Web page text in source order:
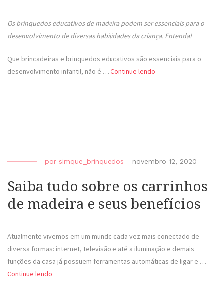
Os brinquedos educativos de madeira podem ser essenciais para o
desenvolvimento de diversas habilidades da criança. Entenda!
Que brincadeiras e brinquedos educativos são essenciais para o
desenvolvimento infantil, não é … Continue lendo
por simque_brinquedos - novembro 12, 2020
Saiba tudo sobre os carrinhos
de madeira e seus benefícios
Atualmente vivemos em um mundo cada vez mais conectado de
diversa formas: internet, televisão e até a iluminação e demais
funções da casa já possuem ferramentas automáticas de ligar e …
Continue lendo